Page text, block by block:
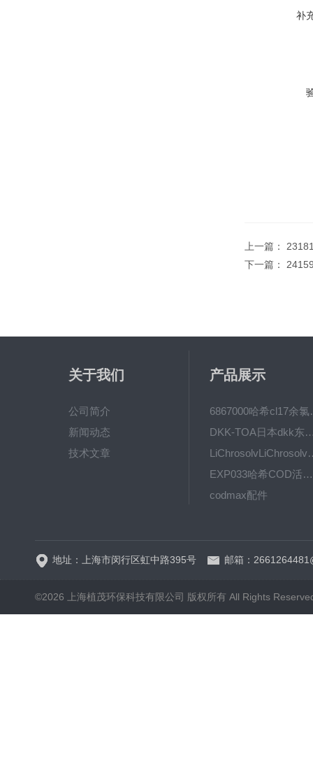
补
上一篇：
下一篇：
关于我们
公司简介
新闻动态
技术文章
产品展示
6867000
DKK-TOA日本dkk东亚电
EXP033哈希COD活塞泵价格 EXP033
codmax配件
地址：上海市闵行区虹中路395号 邮箱：
©2026 上海植茂环保科技有限公司 版权所有 All Rights